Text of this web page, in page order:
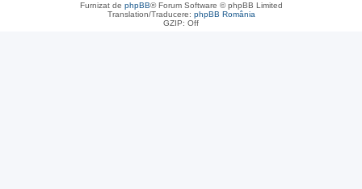
Furnizat de phpBB® Forum Software © phpBB Limited
Translation/Traducere: phpBB România
GZIP: Off